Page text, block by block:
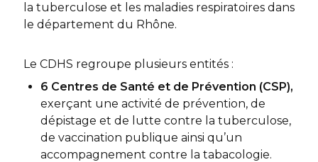
la tuberculose et les maladies respiratoires dans
le département du Rhône.
Le CDHS regroupe plusieurs entités :
6 Centres de Santé et de Prévention (CSP),
exerçant une activité de prévention, de
dépistage et de lutte contre la tuberculose,
de vaccination publique ainsi qu’un
accompagnement contre la tabacologie.